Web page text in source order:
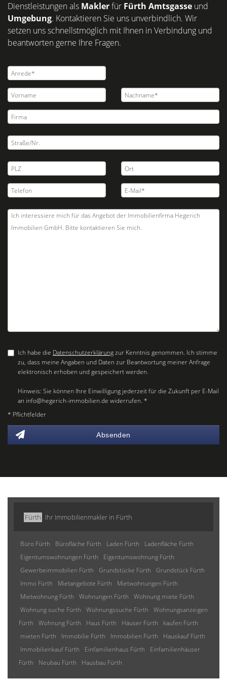
Dienstleistungen als Maklerfür Fürth Amtsgasse und
Umgebung. Kontaktieren Sie uns unverbindlich. Wir
setzen uns schnellstmöglich mit Ihnen in Verbindung und
beantworten gerne Ihre Fragen.
Ich habe die Datenschutzerklärungzur Kenntnis genommen. Ich stimme
zu, dass meine Angaben und Daten zur Beantwortung meiner Anfrage
elektronisch erhoben und gespeichert werden.
Hinweis: Sie können Ihre Einwilligung jederzeit für die Zukunft per E-Mail
an info@hegerich-immobilien.de widerrufen. *
* Pflichtfelder
Absenden
Fürth Ihr Immobilienmakler in Fürth
Büro Fürth Bürofläche Fürth Laden Fürth
Ladenfläche Fürth
Eigentumswohnungen Fürth
Eigentumswohnung Fürth
Gewerbeimmobilien Fürth
Grundstücke Fürth
Grundstück Fürth
Immo Fürth
Mietangebote Fürth
Mietwohnungen Fürth
Mietwohnung Fürth
Wohnungen Fürth
Wohnung miete Fürth
Wohnung suche Fürth
Wohnungssuche Fürth
Wohnungsanzeigen
Fürth
Wohnung Fürth Haus Fürth Häuser Fürth
kaufen Fürth
mieten Fürth
Immobilie Fürth Immobilien Fürth
Hauskauf Fürth
Immobilienkauf Fürth
Einfamilienhaus Fürth
Einfamilienhäuser
Fürth
Neubau Fürth Hausbau Fürth